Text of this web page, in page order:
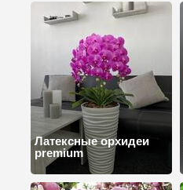
Латексные орхидеи
premium